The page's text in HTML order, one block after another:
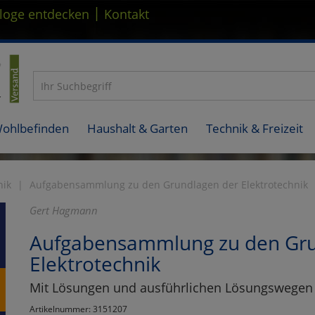
entdecken | Kontakt
Haushalt & Garten Technik & Freizeit
Aufgabensammlung zu den Grundlagen der Elektrotechnik
Gert Hagmann
Aufgabensammlung zu den
Elektrotechnik
Mit Lösungen und ausführlichen Lösungswegen
Artikelnummer: 3151207